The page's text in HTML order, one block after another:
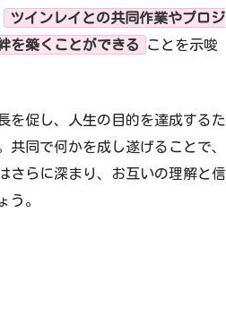
ツインレイとの共同作業やプロジ
を築くことができる
ことを示唆
を促し、人生の目的を達成するた
共同で何かを成し遂げることで、
さらに深まり、お互いの理解と信
う。